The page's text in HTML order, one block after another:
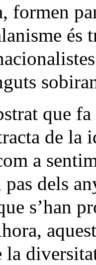
formen
és
que
de la
a
pas dels
s’han
la